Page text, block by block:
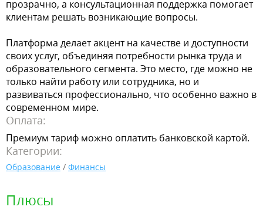
прозрачно, а консультационная поддержка помогает
клиентам решать возникающие вопросы.
Платформа делает акцент на качестве и доступности
своих услуг, объединяя потребности рынка труда и
образовательного сегмента. Это место, где можно не
только найти работу или сотрудника, но и
развиваться профессионально, что особенно важно в
современном мире.
Оплата:
Премиум тариф можно оплатить банковской картой.
Категории:
Образование / Финансы
Плюсы